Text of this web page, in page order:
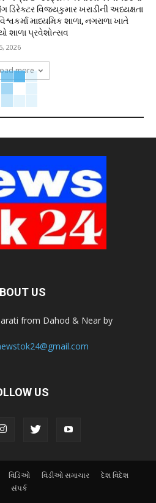
ડિરેક્ટર વિજયકુમાર ખરાડીની અધ્યક્ષતા
માધ્યમિક શાળા, નગરાળા ખાતે
શાળા પ્રવેશોત્સવ
2026
more
US
from Dahod & Near by
US
વિડિઓ વિડીઓ સમાચાર
દેશ વિદેશ
સંપર્ક